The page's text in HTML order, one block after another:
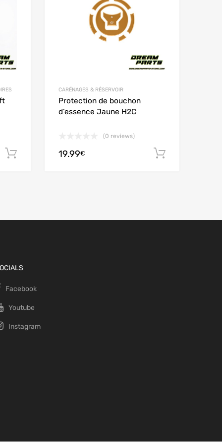
Ajouter au panier
CARÉNAGES & RÉSERVOIR
Protection de bouchon
d’essence Jaune H2C
(0 reviews)
19.99€
Facebook
Youtube
Instagram